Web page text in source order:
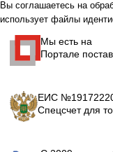
Вы соглашаетесь на
использует файлы
Мы есть на
Портале
ЕИС
Спецсчет для